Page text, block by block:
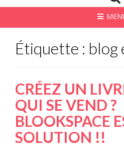
Étiquette : blog
CRÉEZ UN
QUI SE VEND ?
BLOOKSPACE
SOLUTION !!